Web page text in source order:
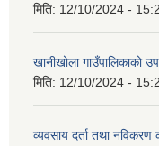
मिति: 12/10/2024 -
खानीखोला गाउँपालिकाको
मिति: 12/10/2024 -
व्यवसाय दर्ता तथा नविकरण